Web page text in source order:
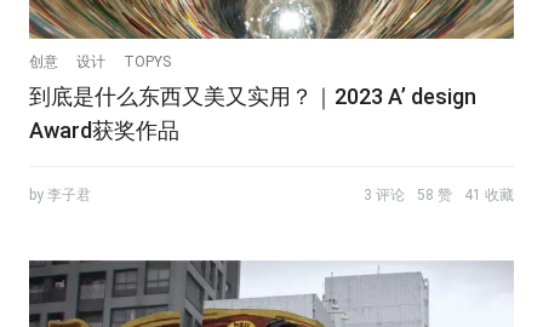
创意 设计 TOPYS
到底是什么东西又美又实用？｜2023 A’ design
Award获奖作品
by 李子君 3 评论 58 赞 41 收藏